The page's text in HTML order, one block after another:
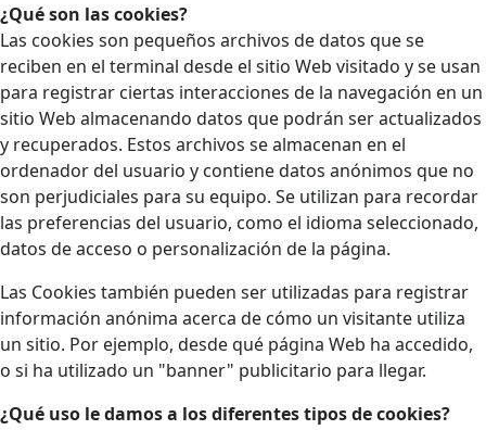
¿Qué son las cookies?
Las cookies son pequeños archivos de datos que se
reciben en el terminal desde el sitio Web visitado y se usan
para registrar ciertas interacciones de la navegación en un
sitio Web almacenando datos que podrán ser actualizados
y recuperados. Estos archivos se almacenan en el
ordenador del usuario y contiene datos anónimos que no
son perjudiciales para su equipo. Se utilizan para recordar
las preferencias del usuario, como el idioma seleccionado,
datos de acceso o personalización de la página.
Las Cookies también pueden ser utilizadas para registrar
información anónima acerca de cómo un visitante utiliza
un sitio. Por ejemplo, desde qué página Web ha accedido,
o si ha utilizado un "banner" publicitario para llegar.
¿Qué uso le damos a los diferentes tipos de cookies?